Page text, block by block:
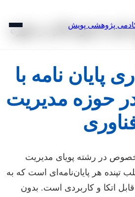
نامه با نمونه کار در حوزه
پایان نامه با
حوزه مدیریت
در رشته پویای مدیریت
تپنده هر پایان‌نامه‌ای است که به
قابل اتکا و کاربردی است. بدون